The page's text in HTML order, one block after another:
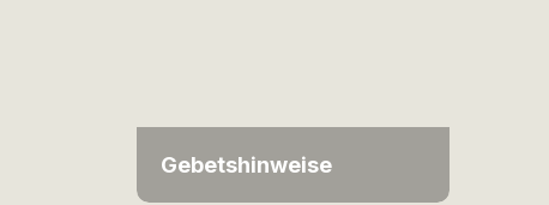
Gebetshinweise